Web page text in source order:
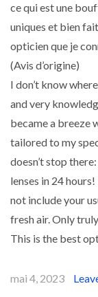
ce qui est une
uniques et bien
opticien que je
(Avis d’origine)
I don’t know
and very
became a breeze
tailored to my
doesn’t stop
lenses in 24
not include your
fresh air. Only
This is the best
mai 4, 2023